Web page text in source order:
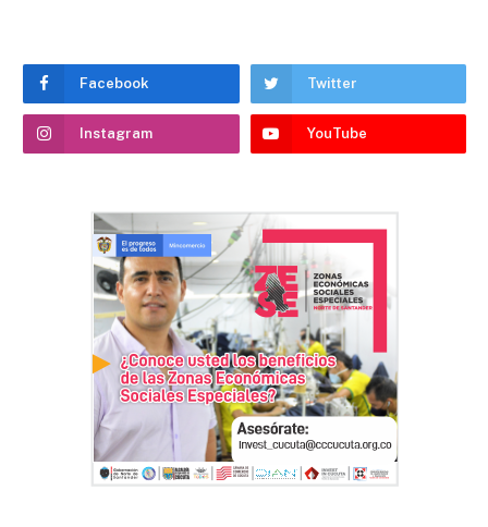
Facebook Twitter
Instagram YouTube